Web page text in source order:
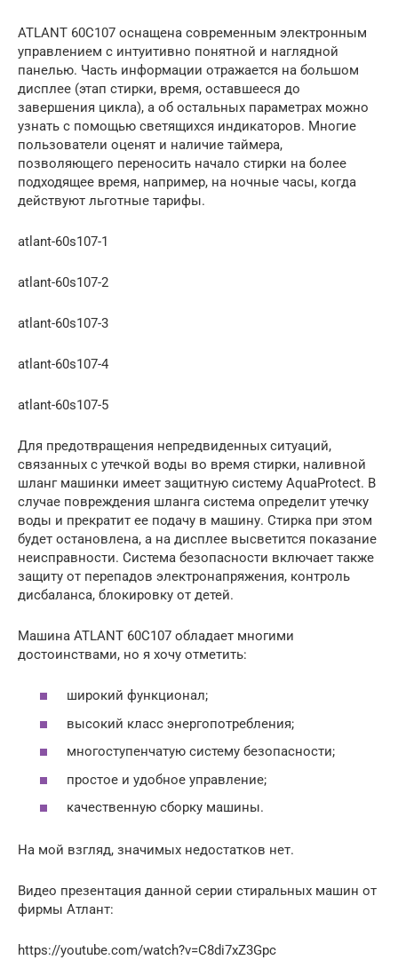
ATLANT 60С107 оснащена современным электронным
управлением с интуитивно понятной и наглядной
панелью. Часть информации отражается на большом
дисплее (этап стирки, время, оставшееся до
завершения цикла), а об остальных параметрах можно
узнать с помощью светящихся индикаторов. Многие
пользователи оценят и наличие таймера,
позволяющего переносить начало стирки на более
подходящее время, например, на ночные часы, когда
действуют льготные тарифы.
atlant-60s107-1
atlant-60s107-2
atlant-60s107-3
atlant-60s107-4
atlant-60s107-5
Для предотвращения непредвиденных ситуаций,
связанных с утечкой воды во время стирки, наливной
шланг машинки имеет защитную систему AquaProtect. В
случае повреждения шланга система определит утечку
воды и прекратит ее подачу в машину. Стирка при этом
будет остановлена, а на дисплее высветится показание
неисправности. Система безопасности включает также
защиту от перепадов электронапряжения, контроль
дисбаланса, блокировку от детей.
Машина ATLANT 60С107 обладает многими
достоинствами, но я хочу отметить:
широкий функционал;
высокий класс энергопотребления;
многоступенчатую систему безопасности;
простое и удобное управление;
качественную сборку машины.
На мой взгляд, значимых недостатков нет.
Видео презентация данной серии стиральных машин от
фирмы Атлант:
https://youtube.com/watch?v=C8di7xZ3Gpc